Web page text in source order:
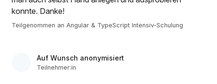
konnte. Danke!
Teilgenommen an Angular & TypeScript Intensiv-Schulung
Auf Wunsch anonymisiert
Teilnehmer:in